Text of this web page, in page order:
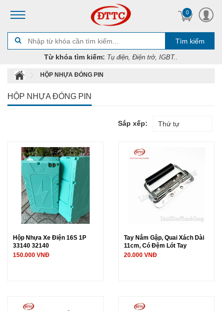
0
Tìm kiếm
Từ khóa tìm kiếm: Tụ điện, Điện trở, IGBT..
HỘP NHỰA ĐÓNG PIN
HỘP NHỰA ĐÓNG PIN
Sắp xếp: Thứ tự
Hộp Nhựa Xe Điện 16S 1P
33140 32140
150.000 VNĐ
Tay Nắm Gập, Quai Xách Dài
11cm, Có Đệm Lót Tay
20.000 VNĐ